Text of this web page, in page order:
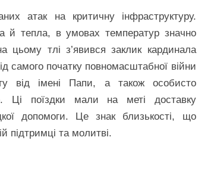
атак на критичну інфраструктуру.
й тепла, в умовах температур значно
цьому тлі з’явився заклик кардинала
самого початку повномасштабної війни
від імені Папи, а також особисто
Ці поїздки мали на меті доставку
допомоги. Це знак близькості, що
підтримці та молитві.